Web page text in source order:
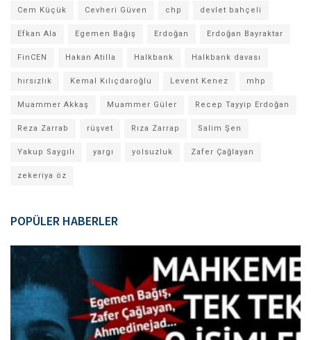
Cem Küçük Cevheri Güven chp devlet bahçeli
Efkan Ala Egemen Bağış Erdoğan Erdoğan Bayraktar
FinCEN Hakan Atilla Halkbank Halkbank davası
hırsızlık Kemal Kılıçdaroğlu Levent Kenez mhp
Muammer Akkaş Muammer Güler Recep Tayyip Erdoğan
Reza Zarrab rüşvet Rıza Zarrap Salim Şen
Yakup Saygılı yargı yolsuzluk Zafer Çağlayan
zekeriya öz
POPÜLER HABERLER